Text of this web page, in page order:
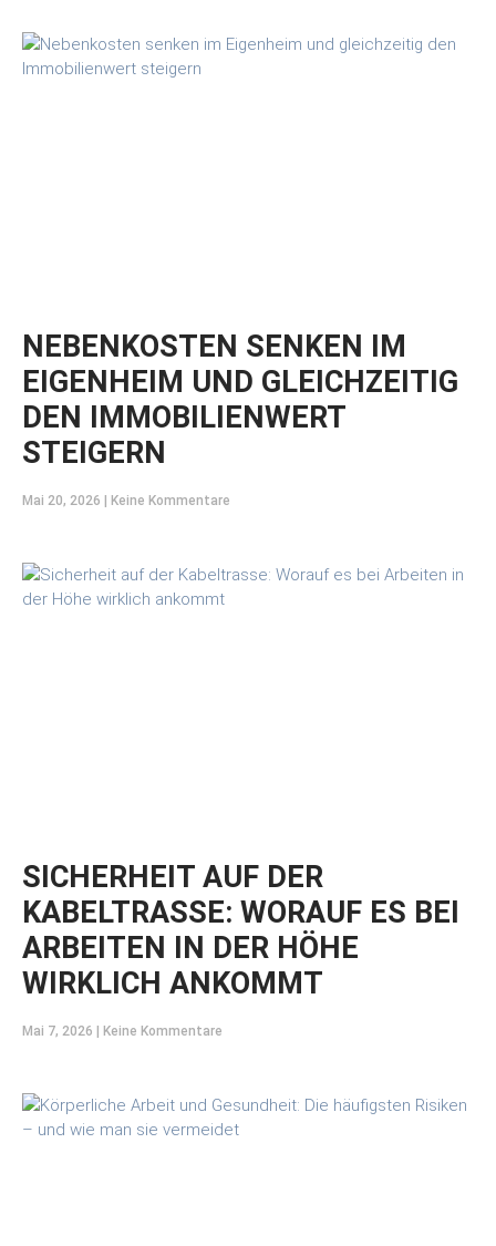
NEBENKOSTEN SENKEN IM
EIGENHEIM UND GLEICHZEITIG
DEN IMMOBILIENWERT
STEIGERN
Mai 20, 2026 Keine Kommentare
SICHERHEIT AUF DER
KABELTRASSE: WORAUF ES BEI
ARBEITEN IN DER HÖHE
WIRKLICH ANKOMMT
Mai 7, 2026 Keine Kommentare